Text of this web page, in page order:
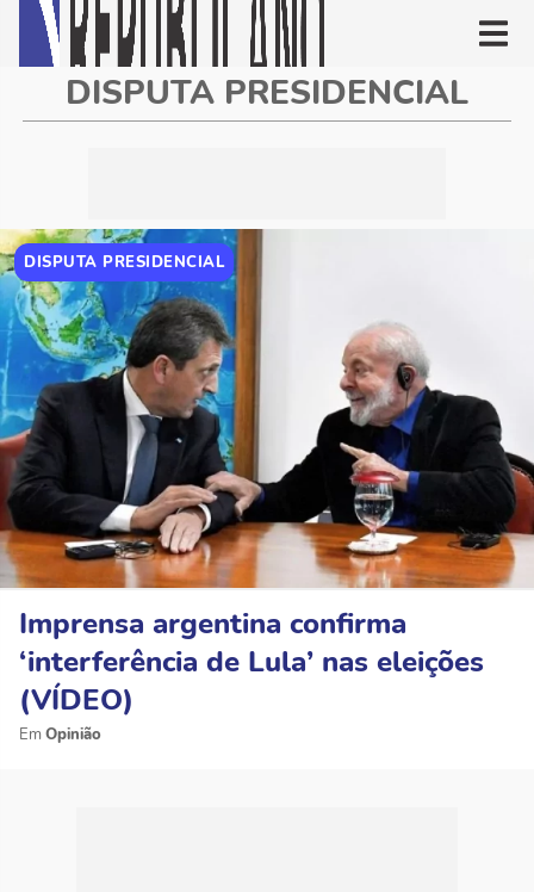
DISPUTA PRESIDENCIAL
DISPUTA PRESIDENCIAL
Imprensa argentina confirma
‘interferência de Lula’ nas eleições
(VÍDEO)
Opinião